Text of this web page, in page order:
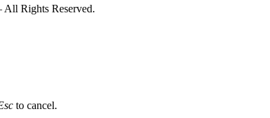
Rights Reserved.
to cancel.